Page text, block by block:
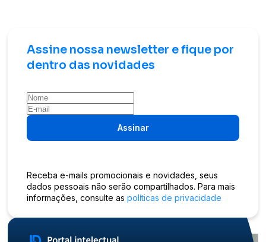
Assine nossa newsletter e fique por
dentro das novidades
Assinar
Receba e-mails promocionais e novidades, seus
dados pessoais não serão compartilhados. Para mais
informações, consulte as políticas de privacidade